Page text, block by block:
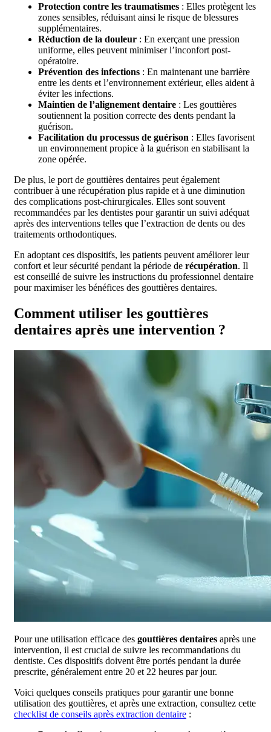
Protection contre les traumatismes : Elles protègent les
zones sensibles, réduisant ainsi le risque de blessures
supplémentaires.
Réduction de la douleur : En exerçant une pression
uniforme, elles peuvent minimiser l’inconfort post-
opératoire.
Prévention des infections : En maintenant une barrière
entre les dents et l’environnement extérieur, elles aident à
éviter les infections.
Maintien de l’alignement dentaire : Les gouttières
soutiennent la position correcte des dents pendant la
guérison.
Facilitation du processus de guérison : Elles favorisent
un environnement propice à la guérison en stabilisant la
zone opérée.
De plus, le port de gouttières dentaires peut également
contribuer à une récupération plus rapide et à une diminution
des complications post-chirurgicales. Elles sont souvent
recommandées par les dentistes pour garantir un suivi adéquat
après des interventions telles que l’extraction de dents ou des
traitements orthodontiques.
En adoptant ces dispositifs, les patients peuvent améliorer leur
confort et leur sécurité pendant la période de récupération. Il
est conseillé de suivre les instructions du professionnel dentaire
pour maximiser les bénéfices des gouttières dentaires.
Comment utiliser les gouttières
dentaires après une intervention ?
Pour une utilisation efficace des gouttières dentaires après une
intervention, il est crucial de suivre les recommandations du
dentiste. Ces dispositifs doivent être portés pendant la durée
prescrite, généralement entre 20 et 22 heures par jour.
Voici quelques conseils pratiques pour garantir une bonne
utilisation des gouttières, et après une extraction, consultez cette
checklist de conseils après extraction dentaire :